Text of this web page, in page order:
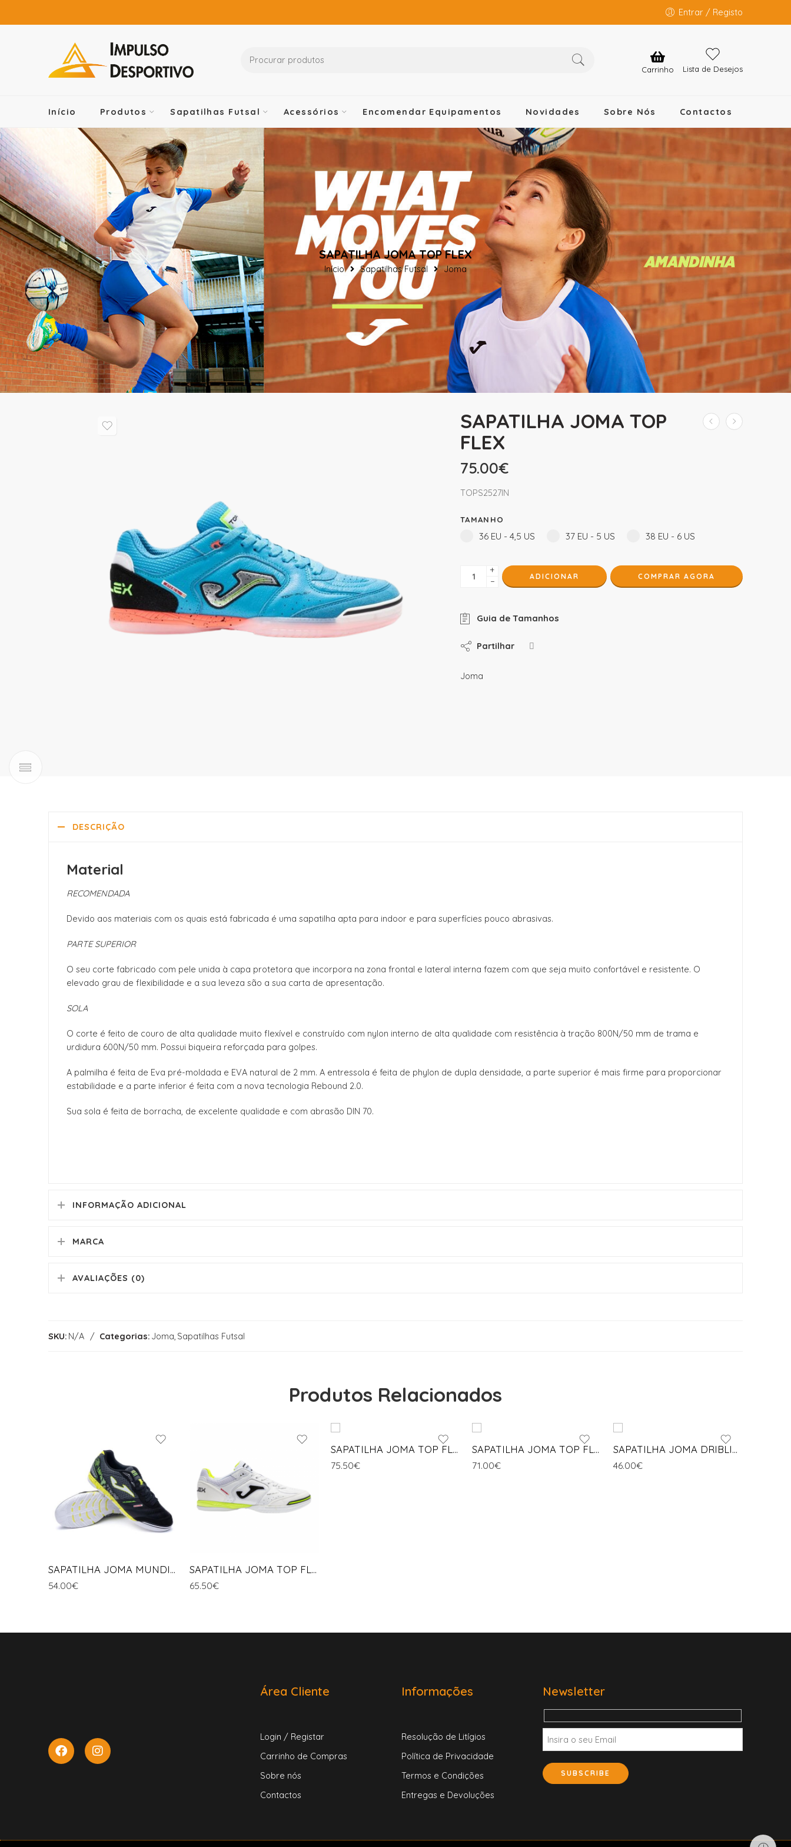
Entrar / Registo
Carrinho Lista de Desejos
Início Produtos Sapatilhas Futsal Acessórios Encomendar Equipamentos Novidades Sobre Nós Contactos
SAPATILHA JOMA TOP FLEX
Início Sapatilhas Futsal Joma
SAPATILHA JOMA TOP
FLEX
75.00€
TOPS2527IN
TAMANHO
36 EU - 4,5 US 37 EU - 5 US 38 EU - 6 US
+
−
ADICIONAR COMPRAR AGORA
Guia de Tamanhos
Partilhar
Joma
DESCRIÇÃO
Material
RECOMENDADA
Devido aos materiais com os quais está fabricada é uma sapatilha apta para indoor e para superfícies pouco abrasivas.
PARTE SUPERIOR
O seu corte fabricado com pele unida à capa protetora que incorpora na zona frontal e lateral interna fazem com que seja muito confortável e resistente. O
elevado grau de flexibilidade e a sua leveza são a sua carta de apresentação.
SOLA
O corte é feito de couro de alta qualidade muito flexível e construído com nylon interno de alta qualidade com resistência à tração 800N/50 mm de trama e
urdidura 600N/50 mm. Possui biqueira reforçada para golpes.
A palmilha é feita de Eva pré-moldada e EVA natural de 2 mm. A entressola é feita de phylon de dupla densidade, a parte superior é mais firme para proporcionar
estabilidade e a parte inferior é feita com a nova tecnologia Rebound 2.0.
Sua sola é feita de borracha, de excelente qualidade e com abrasão DIN 70.
INFORMAÇÃO ADICIONAL
MARCA
AVALIAÇÕES (0)
SKU: N/A Categorias: Joma Sapatilhas Futsal
Produtos Relacionados
SAPATILHA JOMA MUNDIAL
54.00€
SAPATILHA JOMA TOP FLEX
65.50€
SAPATILHA JOMA TOP FLEX
75.50€
SAPATILHA JOMA TOP FLEX
71.00€
SAPATILHA JOMA DRIBLING
46.00€
Área Cliente
Login / Registar
Carrinho de Compras
Sobre nós
Contactos
Informações
Resolução de Litígios
Política de Privacidade
Termos e Condições
Entregas e Devoluções
Newsletter